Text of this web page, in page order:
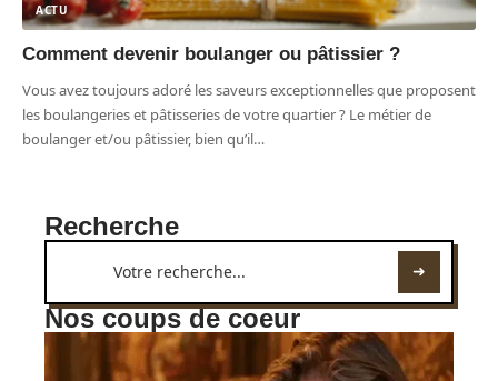
ACTU
Comment devenir boulanger ou pâtissier ?
Vous avez toujours adoré les saveurs exceptionnelles que proposent
les boulangeries et pâtisseries de votre quartier ? Le métier de
boulanger et/ou pâtissier, bien qu’il…
Recherche
Nos coups de coeur